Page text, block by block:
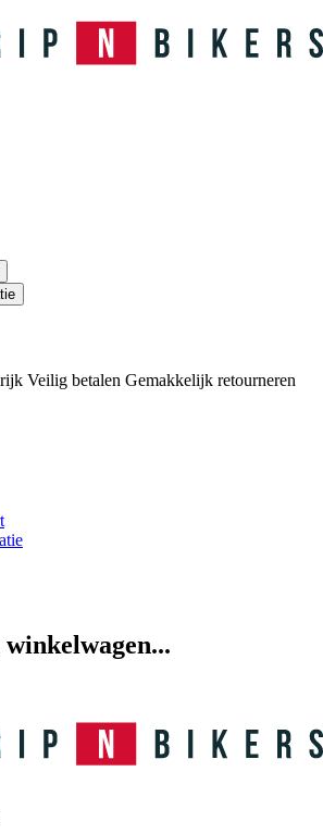
Veilig betalen Gemakkelijk retourneren
winkelwagen...